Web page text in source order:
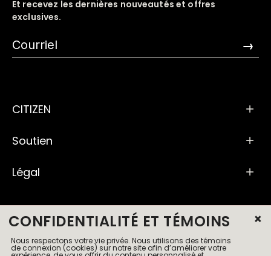
Et recevez les dernières nouveautés et offres
exclusives.
→
CITIZEN
Soutien
Légal
CONFIDENTIALITÉ ET TÉMOINS
Nous respectons votre vie privée. Nous utilisons des témoins
de connexion (cookies) sur notre site afin d’améliorer votre
×